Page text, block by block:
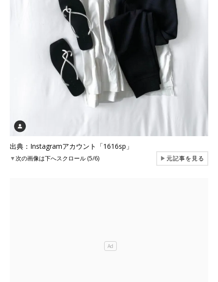
出典：Instagramアカウント「1616sp」
▼次の画像は下へスクロール (5/6) ▶元記事を見る